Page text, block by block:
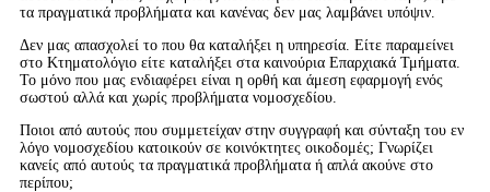
τα πραγματικά προβλήματα και κανένας δεν μας λαμβάνει υπόψιν.
Δεν μας απασχολεί το που θα καταλήξει η υπηρεσία. Είτε παραμείνει
στο Κτηματολόγιο είτε καταλήξει στα καινούρια Επαρχιακά Τμήματα.
Το μόνο που μας ενδιαφέρει είναι η ορθή και άμεση εφαρμογή ενός
σωστού αλλά και χωρίς προβλήματα νομοσχεδίου.
Ποιοι από αυτούς που συμμετείχαν στην συγγραφή και σύνταξη του εν
λόγο νομοσχεδίου κατοικούν σε κοινόκτητες οικοδομές; Γνωρίζει
κανείς από αυτούς τα πραγματικά προβλήματα ή απλά ακούνε στο
περίπου;